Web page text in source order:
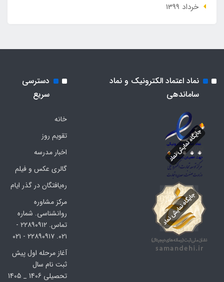
خرداد 1399
نماد اعتماد الکترونیک و نماد
ساماندهی
دسترسی
سریع
خانه
تقویم روز
اخبار مدرسه
گالری عکس و فیلم
ره‌یافتگان در گذر ایام
مرکز مشاوره
روانشناسی. شماره
تماس. ۲۲۸۹۰۹۱۲ -
۰۲۱. ۲۲۸۹۰۹۱۷ - ۰۲۱
آغاز مرحله اول پیش
ثبت نام سال
تحصیلی 1406 _ 1405